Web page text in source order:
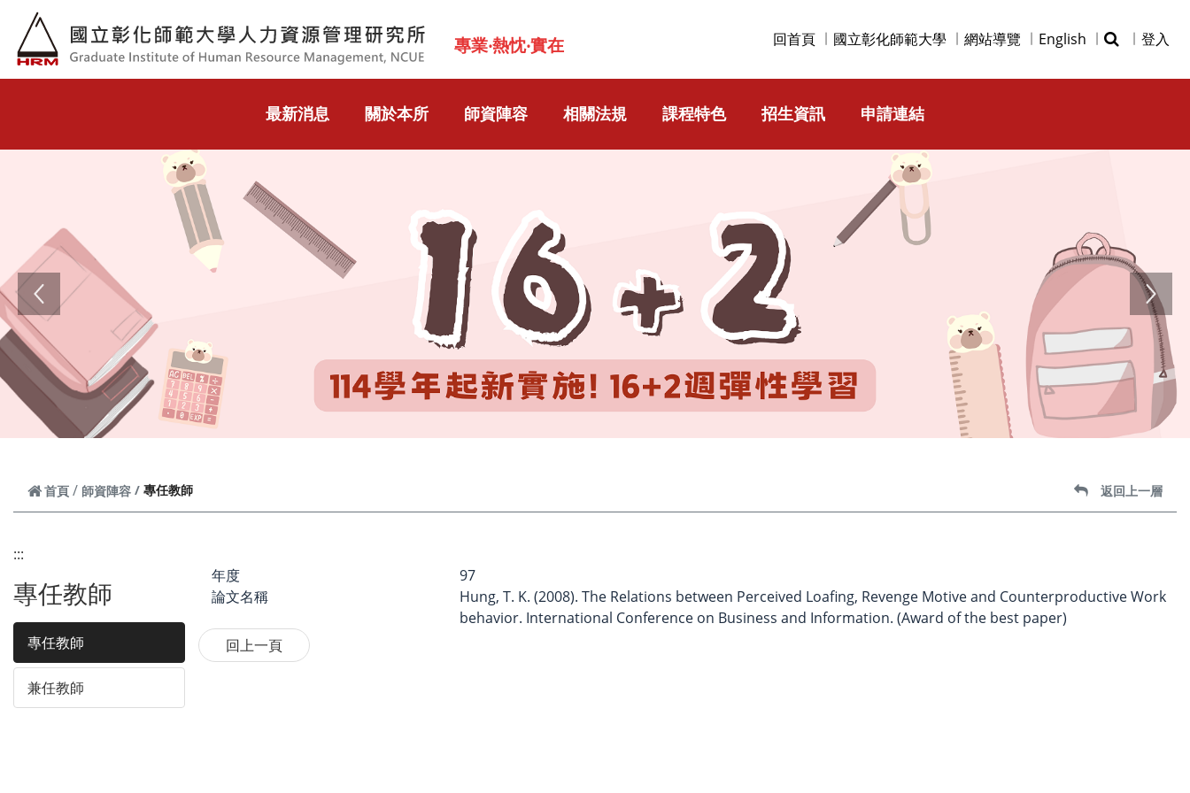
跳到主要內容
專業‧熱忱‧實在 回首頁 國立彰化師範大學 網站導覽 English 登入
最新消息 關於本所 師資陣容 相關法規 課程特色 招生資訊 申請連結
Previous Next
首頁 師資陣容 專任教師 返回上一層
:::
專任教師
專任教師
兼任教師
年度
97
論文名稱
Hung, T. K. (2008). The Relations between Perceived Loafing, Revenge Motive and Counterproductive Work
behavior. International Conference on Business and Information. (Award of the best paper)